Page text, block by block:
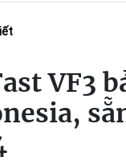
VF3